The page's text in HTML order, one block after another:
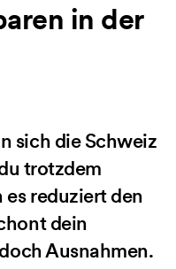
in der
sich die Schweiz
trotzdem
es reduziert den
dein
Ausnahmen.